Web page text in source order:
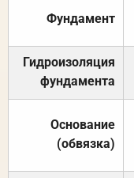
Фундамент
Гидроизоляция
фундамента
Основание
(обвязка)